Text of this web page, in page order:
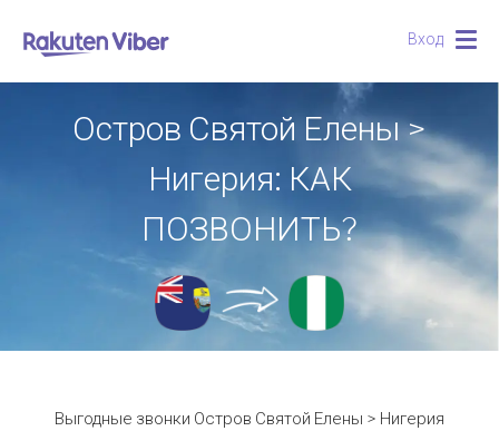
Вход
Остров Святой Елены >
Нигерия: КАК
ПОЗВОНИТЬ?
Выгодные звонки Остров Святой Елены > Нигерия